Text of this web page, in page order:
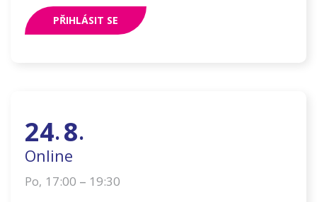
PŘIHLÁSIT SE
24.8.
Online
Po, 17:00 – 19:30